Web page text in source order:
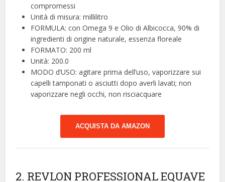
compromessi
Unità di misura: millilitro
FORMULA: con Omega 9 e Olio di Albicocca, 90% di
ingredienti di origine naturale, essenza floreale
FORMATO: 200 ml
Unità: 200.0
MODO d’USO: agitare prima dell’uso, vaporizzare sui
capelli tamponati o asciutti dopo averli lavati; non
vaporizzare negli occhi, non risciacquare
ACQUISTA DA AMAZON
2. REVLON PROFESSIONAL EQUAVE